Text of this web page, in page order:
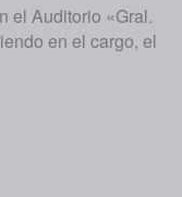
el Auditorio «Gral.
en el cargo, el